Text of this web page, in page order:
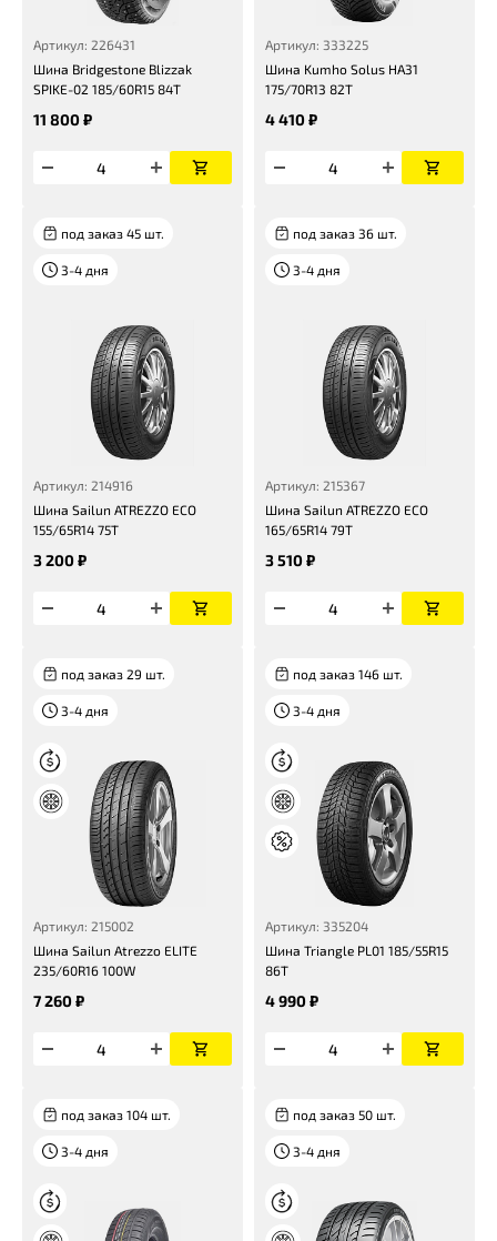
Артикул: 226431
Шина Bridgestone Blizzak
SPIKE-02 185/60R15 84T
11 800 ₽
Артикул: 333225
Шина Kumho Solus HA31
175/70R13 82T
4 410 ₽
под заказ 45 шт.
3-4 дня
Артикул: 214916
Шина Sailun ATREZZO ECO
155/65R14 75T
3 200 ₽
под заказ 36 шт.
3-4 дня
Артикул: 215367
Шина Sailun ATREZZO ECO
165/65R14 79T
3 510 ₽
под заказ 29 шт.
3-4 дня
Артикул: 215002
Шина Sailun Atrezzo ELITE
235/60R16 100W
7 260 ₽
под заказ 146 шт.
3-4 дня
Артикул: 335204
Шина Triangle PL01 185/55R15
86T
4 990 ₽
под заказ 104 шт.
3-4 дня
под заказ 50 шт.
3-4 дня